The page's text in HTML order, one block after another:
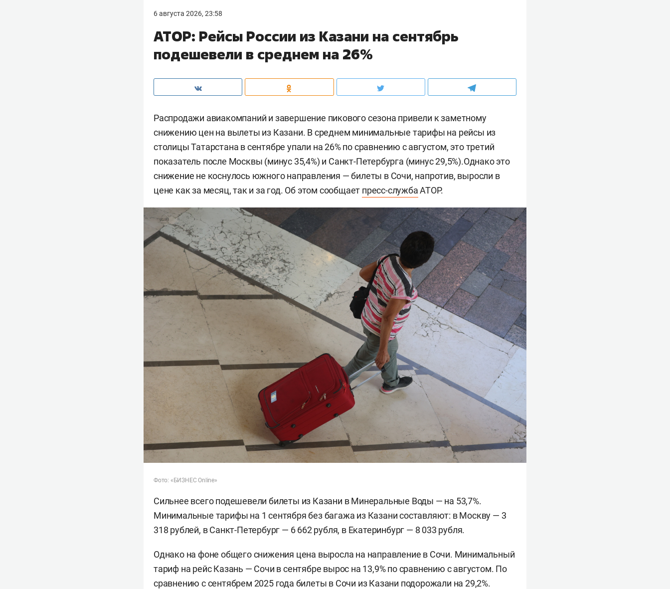
6 августа 2026, 23:58
АТОР: Рейсы России из Казани на сентябрь
подешевели в среднем на 26%
Распродажи авиакомпаний и завершение пикового сезона привели к заметному
снижению цен на вылеты из Казани. В среднем минимальные тарифы на рейсы из
столицы Татарстана в сентябре упали на 26% по сравнению с августом, это третий
показатель после Москвы (минус 35,4%) и Санкт-Петербурга (минус 29,5%).Однако это
снижение не коснулось южного направления — билеты в Сочи, напротив, выросли в
цене как за месяц, так и за год. Об этом сообщает пресс-службаАТОР.
Фото: «БИЗНЕС Online»
Сильнее всего подешевели билеты из Казани в Минеральные Воды — на 53,7%.
Минимальные тарифы на 1 сентября без багажа из Казани составляют: в Москву — 3
318 рублей, в Санкт-Петербург — 6 662 рубля, в Екатеринбург — 8 033 рубля.
Однако на фоне общего снижения цена выросла на направление в Сочи. Минимальный
тариф на рейс Казань — Сочи в сентябре вырос на 13,9% по сравнению с августом. По
сравнению с сентябрем 2025 года билеты в Сочи из Казани подорожали на 29,2%.